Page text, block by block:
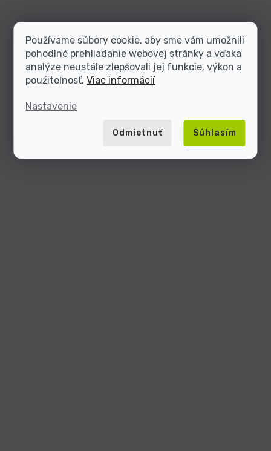
Používame súbory cookie, aby sme vám umožnili
pohodlné prehliadanie webovej stránky a vďaka
analýze neustále zlepšovali jej funkcie, výkon a
použiteľnosť.Viac informácií
Nastavenie
Odmietnuť Súhlasím